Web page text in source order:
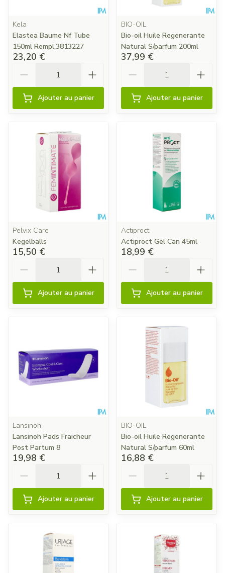
Kela
Elastea Baume Nf Tube
150ml Rempl.3813227
23,20 €
Ajouter au panier
BIO-OIL
Bio-oil Huile Regenerante
Natural S/parfum 200ml
37,99 €
Ajouter au panier
Pelvix Care
Kegelballs
15,50 €
Ajouter au panier
Actiproct
Actiproct Gel Can 45ml
18,99 €
Ajouter au panier
Lansinoh
Lansinoh Pads Fraicheur
Post Partum 8
19,98 €
Ajouter au panier
BIO-OIL
Bio-oil Huile Regenerante
Natural S/parfum 60ml
16,88 €
Ajouter au panier